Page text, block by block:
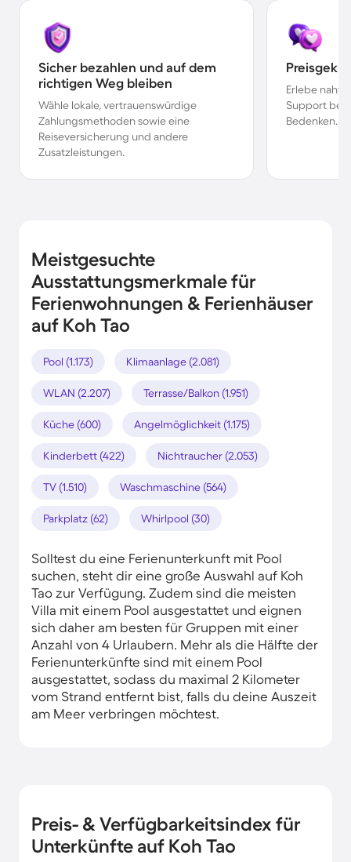
Sicher bezahlen und auf dem
richtigen Weg bleiben
Wähle lokale, vertrauenswürdige
Zahlungsmethoden sowie eine
Reiseversicherung und andere
Zusatzleistungen.
Erlebe
Support bei
Bedenken.
Meistgesuchte
Ausstattungsmerkmale für
Ferienwohnungen & Ferienhäuser
auf Koh Tao
Pool (1.173) Klimaanlage (2.081)
WLAN (2.207) Terrasse/Balkon (1.951)
Küche (600) Angelmöglichkeit (1.175)
Kinderbett (422) Nichtraucher (2.053)
TV (1.510) Waschmaschine (564)
Parkplatz (62) Whirlpool (30)
Solltest du eine Ferienunterkunft mit Pool
suchen, steht dir eine große Auswahl auf Koh
Tao zur Verfügung. Zudem sind die meisten
Villa mit einem Pool ausgestattet und eignen
sich daher am besten für Gruppen mit einer
Anzahl von 4 Urlaubern. Mehr als die Hälfte der
Ferienunterkünfte sind mit einem Pool
ausgestattet, sodass du maximal 2 Kilometer
vom Strand entfernt bist, falls du deine Auszeit
am Meer verbringen möchtest.
Preis- & Verfügbarkeitsindex für
Unterkünfte auf Koh Tao